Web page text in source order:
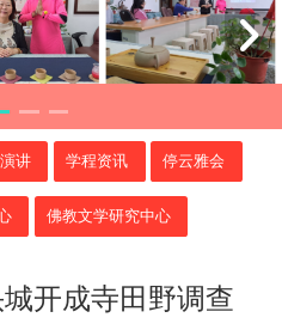
讲 学程资讯 停云雅会
佛教文学研究中心
开成寺田野调查